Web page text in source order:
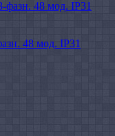
48 мод. IP31